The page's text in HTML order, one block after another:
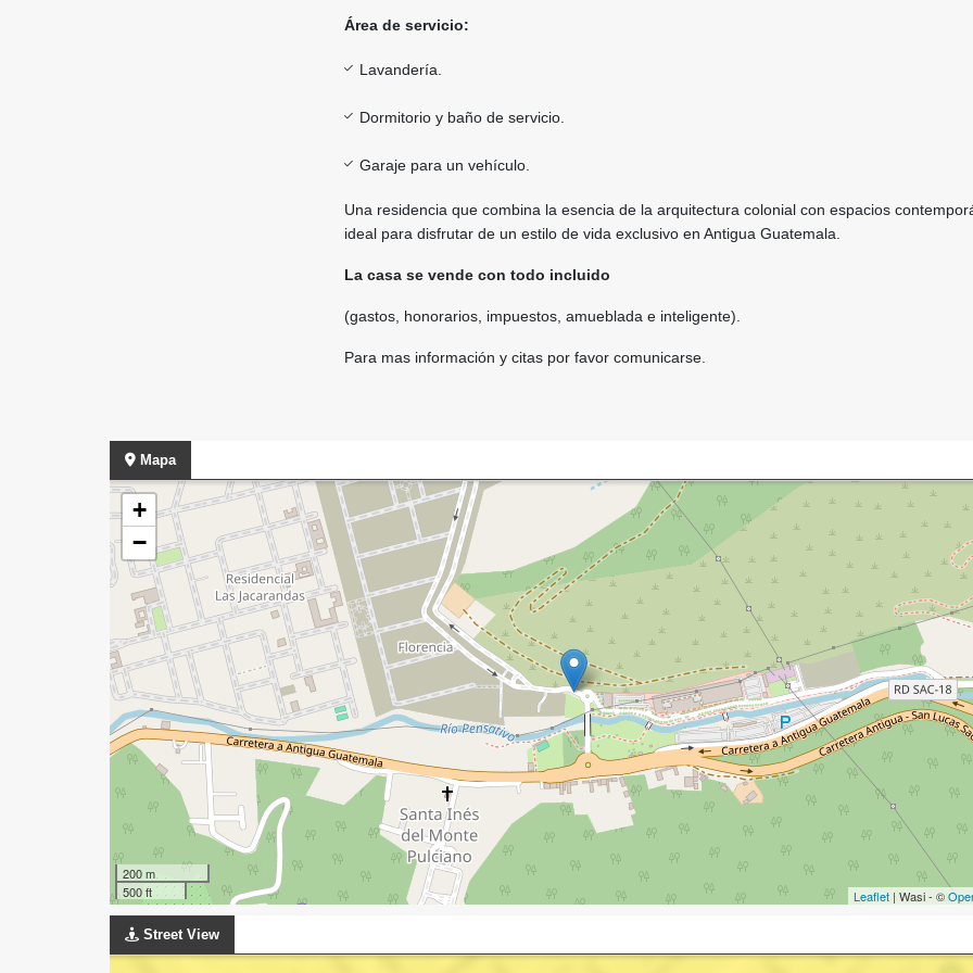
Área de servicio:
Lavandería.
Dormitorio y baño de servicio.
Garaje para un vehículo.
Una residencia que combina la esencia de la arquitectura colonial con espacios
ideal para disfrutar de un estilo de vida exclusivo en Antigua Guatemala.
La casa se vende con todo incluido
(gastos, honorarios, impuestos, amueblada e inteligente).
Para mas información y citas por favor comunicarse.
Mapa
+
−
200 m
500 ft
Leaflet | Wasi - ©
Street View